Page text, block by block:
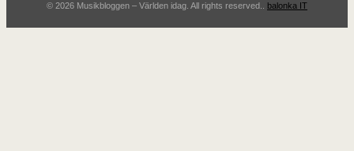
© 2026 Musikbloggen – Världen idag. All rights reserved.. balonka IT